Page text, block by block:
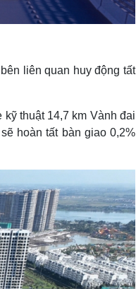
liên quan huy động tất
thuật 14,7 km Vành đai
hoàn tất bàn giao 0,2%